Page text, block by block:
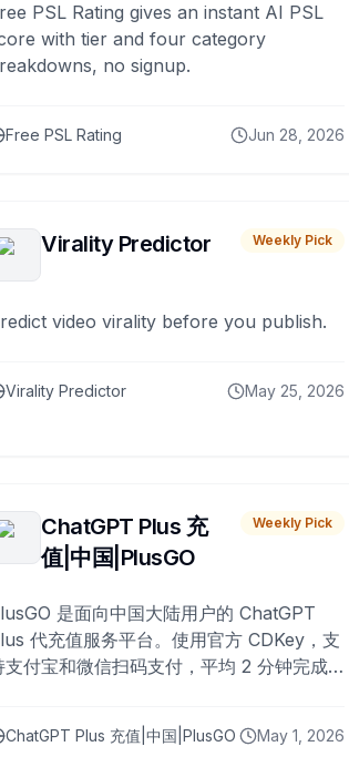
PSL Rating gives an instant AI PSL
with tier and four category
no signup.
Free PSL Rating Jun 28, 2026
Virality Predictor Weekly Pick
video virality before you publish.
Virality Predictor May 25, 2026
ChatGPT Plus 充
值|中国|PlusGO
Weekly Pick
是面向中国大陆用户的 ChatGPT
代充值服务平台。使用官方 CDKey，支
支付宝和微信扫码支付，平均 2 分钟完成
ChatGPT Plus 充值|中国|PlusGO May 1, 2026